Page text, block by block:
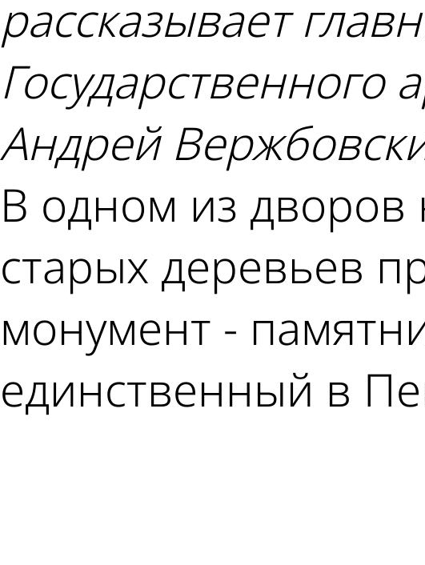
рассказывает
Государственного
Андрей
В одном из дворов
старых деревьев
монумент -
единственный в